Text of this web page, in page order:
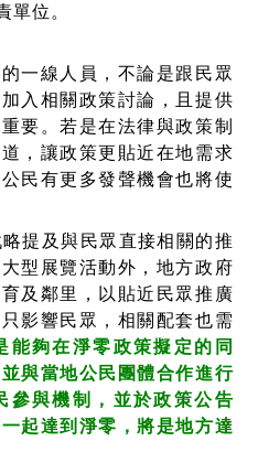
單位。
線人員，不論是跟民眾
入相關政策討論，且提供
要。若是在法律與政策制
，讓政策更貼近在地需求
民有更多發聲機會也將使
及與民眾直接相關的推
型展覽活動外，地方政府
及鄰里，以貼近民眾推廣
影響民眾，相關配套也需
能夠在淨零政策擬定的同
與當地公民團體合作進行
參與機制，並於政策公告
起達到淨零，將是地方達